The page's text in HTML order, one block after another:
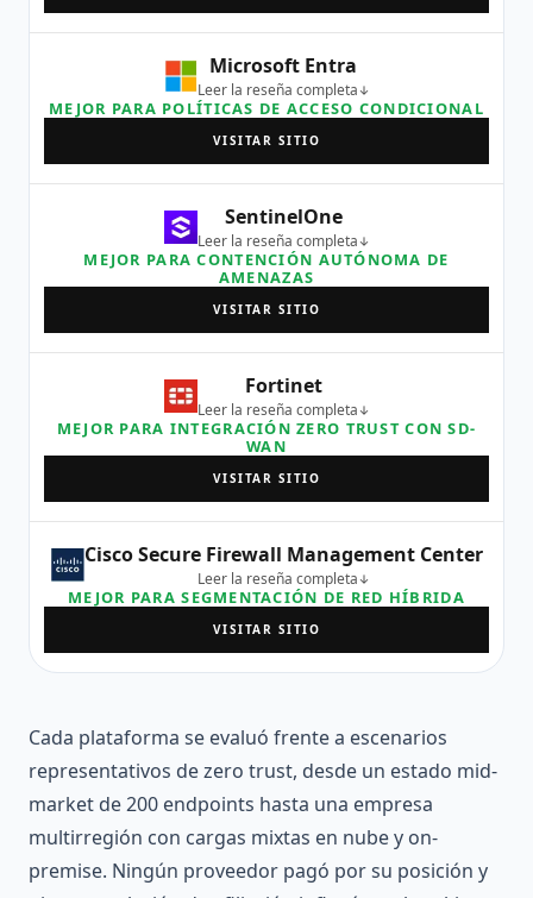
Microsoft Entra
Leer la reseña completa
MEJOR PARA POLÍTICAS DE ACCESO CONDICIONAL
VISITAR SITIO
SentinelOne
Leer la reseña completa
MEJOR PARA CONTENCIÓN AUTÓNOMA DE
AMENAZAS
VISITAR SITIO
Fortinet
Leer la reseña completa
MEJOR PARA INTEGRACIÓN ZERO TRUST CON SD-
WAN
VISITAR SITIO
Cisco Secure Firewall Management Center
Leer la reseña completa
MEJOR PARA SEGMENTACIÓN DE RED HÍBRIDA
VISITAR SITIO
Cada plataforma se evaluó frente a escenarios
representativos de zero trust, desde un estado mid-
market de 200 endpoints hasta una empresa
multirregión con cargas mixtas en nube y on-
premise. Ningún proveedor pagó por su posición y